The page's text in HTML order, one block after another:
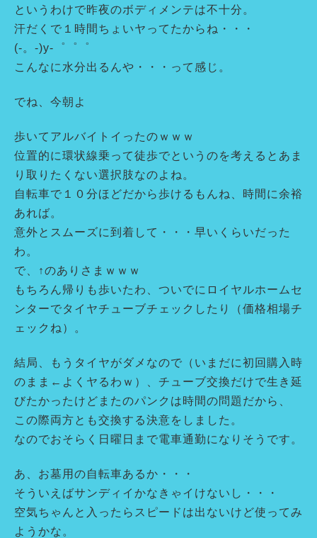
というわけで昨夜のボディメンテは不十分。
汗だくで１時間ちょいヤってたからね・・・
(-。-)y-゜゜゜
こんなに水分出るんや・・・って感じ。
でね、今朝よ
歩いてアルバイトイったのｗｗｗ
位置的に環状線乗って徒歩でというのを考えるとあま
り取りたくない選択肢なのよね。
自転車で１０分ほどだから歩けるもんね、時間に余裕
あれば。
意外とスムーズに到着して・・・早いくらいだった
わ。
で、↑のありさまｗｗｗ
もちろん帰りも歩いたわ、ついでにロイヤルホームセ
ンターでタイヤチューブチェックしたり（価格相場チ
ェックね）。
結局、もうタイヤがダメなので（いまだに初回購入時
のまま←よくヤるわｗ）、チューブ交換だけで生き延
びたかったけどまたのパンクは時間の問題だから、
この際両方とも交換する決意をしました。
なのでおそらく日曜日まで電車通勤になりそうです。
あ、お墓用の自転車あるか・・・
そういえばサンディイかなきゃイけないし・・・
空気ちゃんと入ったらスピードは出ないけど使ってみ
ようかな。